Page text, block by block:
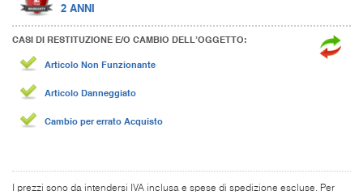
2 ANNI
CASI DI RESTITUZIONE E/O CAMBIO DELL’OGGETTO:
Articolo Non Funzionante
Articolo Danneggiato
Cambio per errato Acquisto
I prezzi sono da intendersi IVA inclusa e spese di spedizione escluse. Per